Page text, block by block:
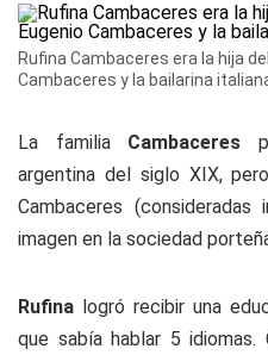
Rufina Cambaceres era la hija
Cambaceres y la bailarina
La familia Cambaceres
argentina del siglo XIX,
Cambaceres (consideradas
imagen en la sociedad
Rufina logró recibir una
que sabía hablar 5